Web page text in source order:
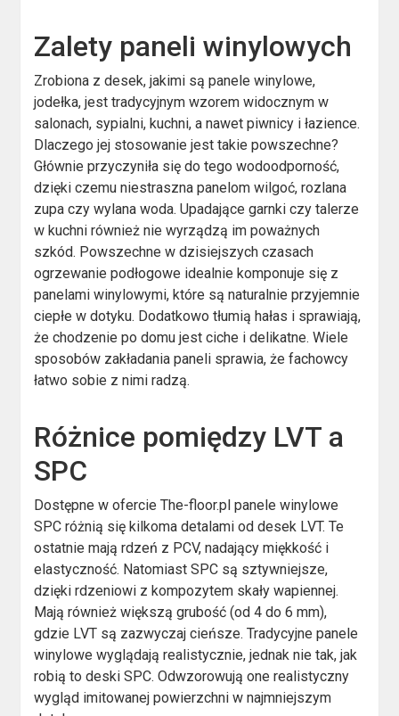
Zalety paneli winylowych
Zrobiona z desek, jakimi są panele winylowe,
jodełka, jest tradycyjnym wzorem widocznym w
salonach, sypialni, kuchni, a nawet piwnicy i łazience.
Dlaczego jej stosowanie jest takie powszechne?
Głównie przyczyniła się do tego wodoodporność,
dzięki czemu niestraszna panelom wilgoć, rozlana
zupa czy wylana woda. Upadające garnki czy talerze
w kuchni również nie wyrządzą im poważnych
szkód. Powszechne w dzisiejszych czasach
ogrzewanie podłogowe idealnie komponuje się z
panelami winylowymi, które są naturalnie przyjemnie
ciepłe w dotyku. Dodatkowo tłumią hałas i sprawiają,
że chodzenie po domu jest ciche i delikatne. Wiele
sposobów zakładania paneli sprawia, że fachowcy
łatwo sobie z nimi radzą.
Różnice pomiędzy LVT a
SPC
Dostępne w ofercie The-floor.pl panele winylowe
SPC różnią się kilkoma detalami od desek LVT. Te
ostatnie mają rdzeń z PCV, nadający miękkość i
elastyczność. Natomiast SPC są sztywniejsze,
dzięki rdzeniowi z kompozytem skały wapiennej.
Mają również większą grubość (od 4 do 6 mm),
gdzie LVT są zazwyczaj cieńsze. Tradycyjne panele
winylowe wyglądają realistycznie, jednak nie tak, jak
robią to deski SPC. Odwzorowują one realistyczny
wygląd imitowanej powierzchni w najmniejszym